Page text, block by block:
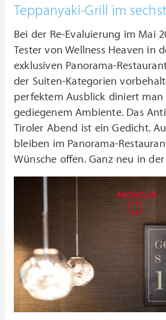
Teppanyaki-Grill im
Bei der Re-Evaluierung im Mai
Tester von Wellness Heaven in
exklusiven Panorama-
der Suiten-Kategorien
perfektem Ausblick diniert man
gediegenem Ambiente. Das
Tiroler Abend ist ein Gedicht.
bleiben im Panorama-
Wünsche offen. Ganz neu in der